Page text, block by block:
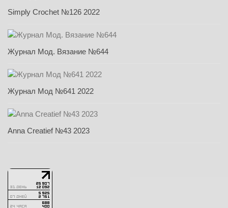
Simply Crochet №126 2022
Журнал Мод. Вязание №644
Журнал Мод №641 2022
Anna Creatief №43 2023